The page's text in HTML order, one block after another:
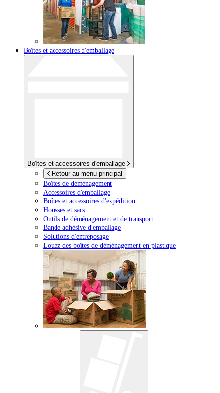
Boîtes et accessoires d'emballage
Boîtes et accessoires d'emballage
Retour au menu principal
Boîtes de déménagement
Accessoires d'emballage
Boîtes et accessoires d'expédition
Housses et sacs
Outils de déménagement et de transport
Bande adhésive d'emballage
Solutions d'entreposage
Louez des boîtes de déménagement en plastique